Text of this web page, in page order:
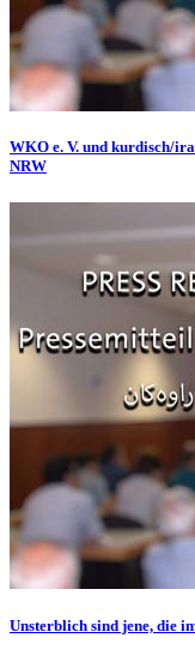
WKO e. V. und kurdisch/
NRW
Unsterblich sind jene, die